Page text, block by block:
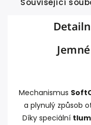
Související
Mechanismus
a plynulý způsob
Díky speciální